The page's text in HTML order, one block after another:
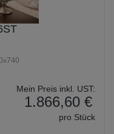
Mein Preis inkl. UST:
1.866,60 €
pro Stück